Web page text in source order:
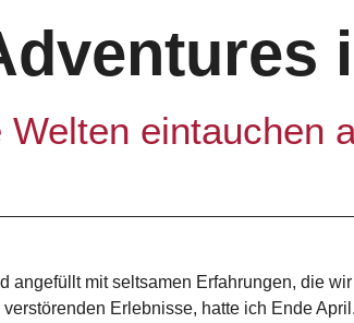
Welten eintauchen
angefüllt mit seltsamen Erfahrungen, die
Erlebnisse, hatte ich Ende